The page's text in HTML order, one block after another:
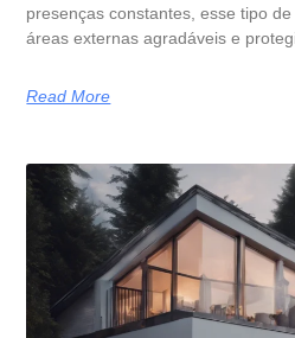
presenças constantes, esse tipo
áreas externas agradáveis e
Read More